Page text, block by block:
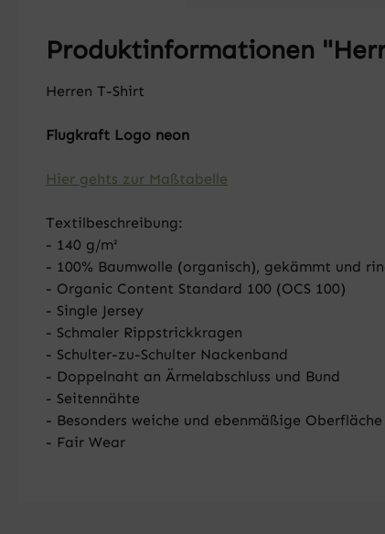
Produktinformationen
Herren T-Shirt
Flugkraft Logo neon
Hier gehts zur Maßtabelle
Textilbeschreibung:
- 140 g/m²
- 100% Baumwolle (organisch), gekämmt und
- Organic Content Standard 100 (OCS 100)
- Single Jersey
- Schmaler Rippstrickkragen
- Schulter-zu-Schulter Nackenband
- Doppelnaht an Ärmelabschluss und Bund
- Seitennähte
- Besonders weiche und ebenmäßige Oberfläche
- Fair Wear